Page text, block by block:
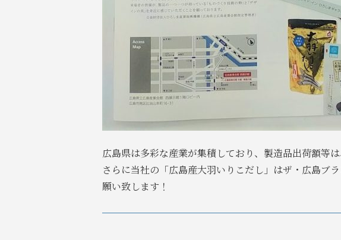
広島県は多彩な産業が集積しており、製造品出荷額等
さらに当社の「広島産大羽いりこだし」はザ・広島ブ
願い致します！